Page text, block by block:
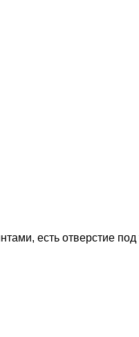
есть отверстие